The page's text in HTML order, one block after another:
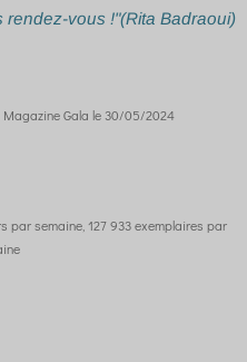
vous !"(Rita Badraoui)
Magazine Gala le 30/05/2024
par semaine, 127 933 exemplaires par